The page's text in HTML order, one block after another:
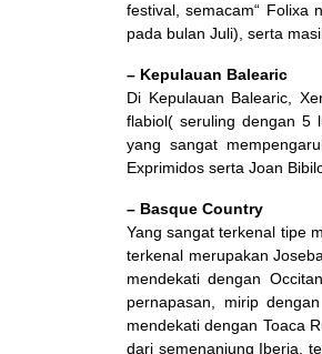
festival, semacam“ Folixa
pada bulan Juli), serta
– Kepulauan Balearic
Di Kepulauan Balearic,
flabiol( seruling dengan 5
yang sangat
Exprimidos serta Joan
– Basque Country
Yang sangat terkenal tipe
terkenal merupakan
mendekati dengan
pernapasan, mirip
mendekati dengan Toaca
dari semenanjung Iberia,